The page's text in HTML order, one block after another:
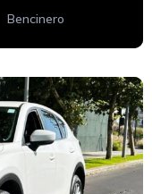
Bencinero